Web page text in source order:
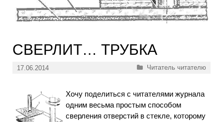
СВЕРЛИТ… ТРУБКА
17.06.2014 Рубрики
Читатель читателю
Хочу поделиться с читателями журнала
одним весьма простым способом
сверления отверстий в стекле, которому